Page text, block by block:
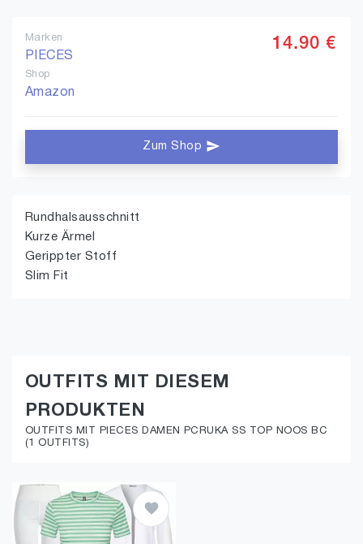
Marken
PIECES
Shop
Amazon
14.90 €
Zum Shop
Rundhalsausschnitt
Kurze Ärmel
Gerippter Stoff
Slim Fit
OUTFITS MIT DIESEM
PRODUKTEN
OUTFITS MIT PIECES DAMEN PCRUKA SS TOP NOOS BC
(1 OUTFITS)